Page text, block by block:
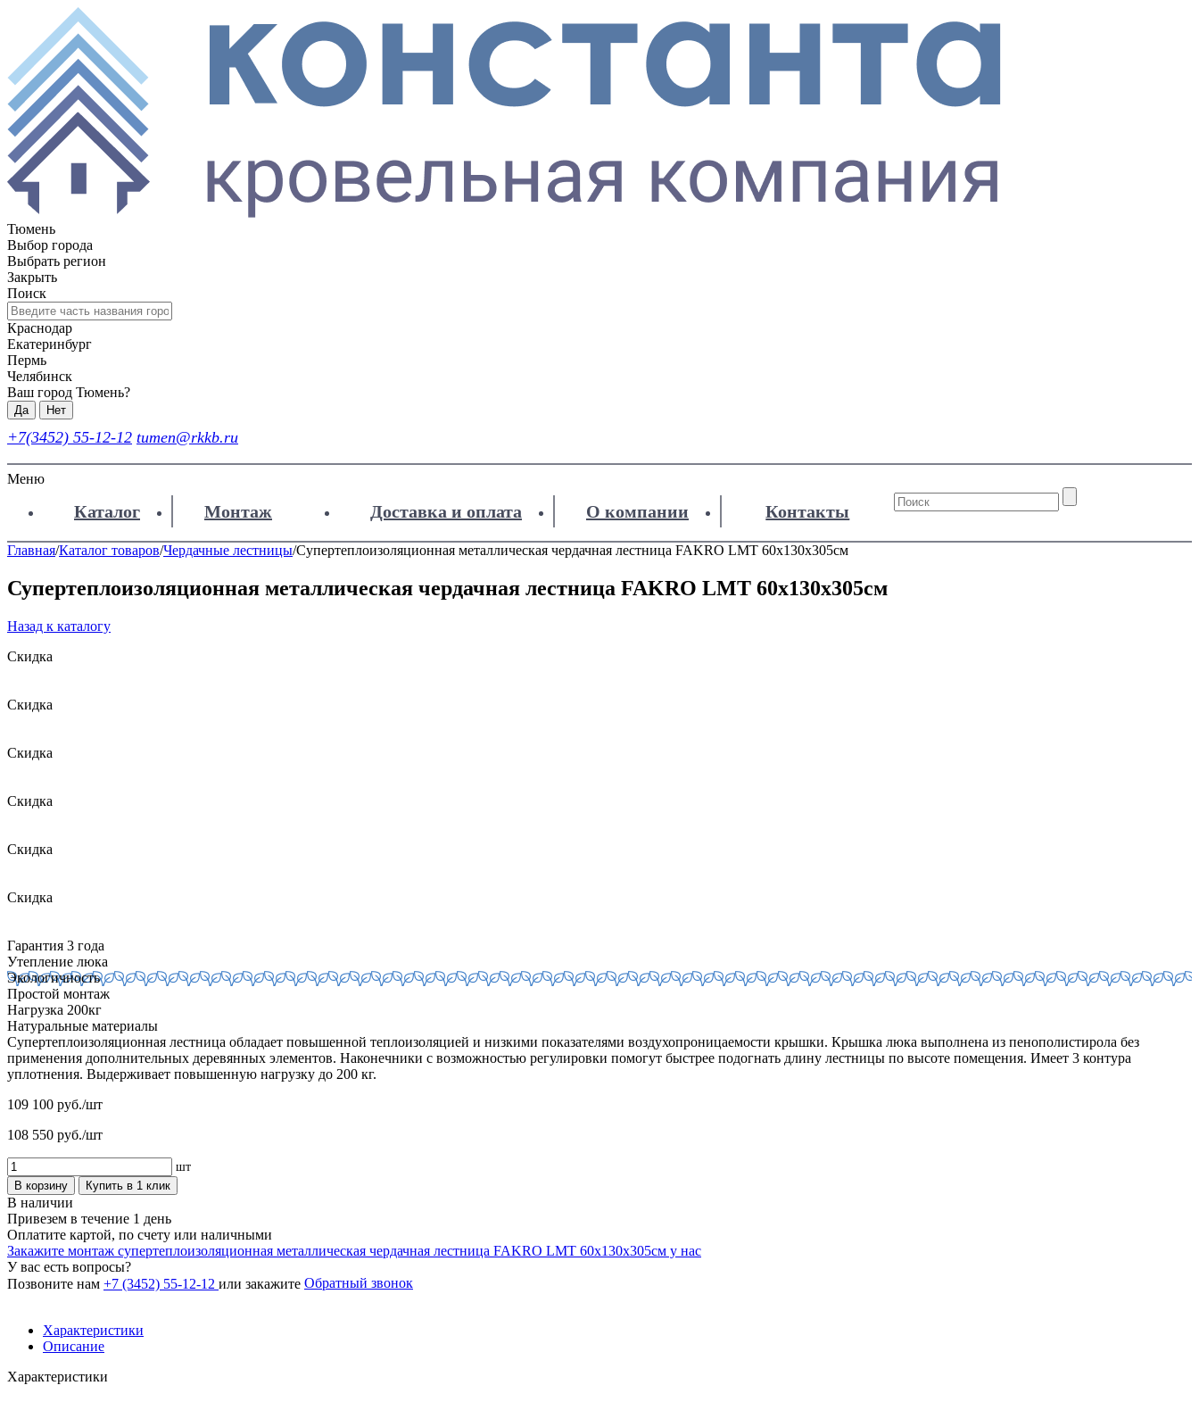
Тюмень
Выбор города
Выбрать регион
Закрыть
Поиск
Краснодар
Екатеринбург
Пермь
Челябинск
Ваш город Тюмень?
Да Нет
+7(3452) 55-12-12 tumen@rkkb.ru
Меню
Каталог Монтаж Доставка и оплата О компании Контакты
Главная/Каталог товаров/Чердачные лестницы/Супертеплоизоляционная металлическая чердачная лестница FAKRO LMT 60х130х305см
Супертеплоизоляционная металлическая чердачная лестница FAKRO LMT 60х130х305см
Назад к каталогу
Скидка
Скидка
Скидка
Скидка
Скидка
Скидка
Гарантия 3 года
Утепление люка
Экологичность
Простой монтаж
Нагрузка 200кг
Натуральные материалы
Супертеплоизоляционная лестница обладает повышенной теплоизоляцией и низкими показателями воздухопроницаемости крышки. Крышка люка выполнена из пенополистирола без
применения дополнительных деревянных элементов. Наконечники с возможностью регулировки помогут быстрее подогнать длину лестницы по высоте помещения. Имеет 3 контура
уплотнения. Выдерживает повышенную нагрузку до 200 кг.
109 100 руб./шт
108 550 руб./шт
шт
В корзину
Купить в 1 клик
В наличии
Привезем в течение 1 день
Оплатите картой, по счету или наличными
Закажите монтаж супертеплоизоляционная металлическая чердачная лестница FAKRO LMT 60х130х305см у нас
У вас есть вопросы?
Позвоните нам +7 (3452) 55-12-12 или закажите Обратный звонок
Характеристики
Описание
Характеристики